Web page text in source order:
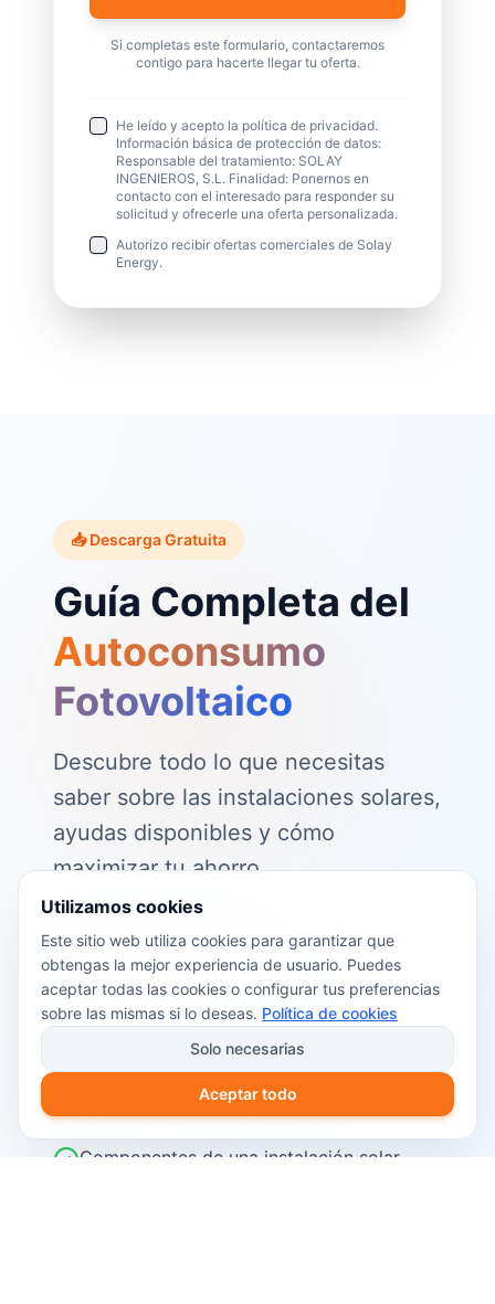
Si completas este formulario, contactaremos
contigo para hacerte llegar tu oferta.
He leído y acepto la política de privacidad.
Información básica de protección de datos:
Responsable del tratamiento: SOLAY
INGENIEROS, S.L. Finalidad: Ponernos en
contacto con el interesado para responder su
solicitud y ofrecerle una oferta personalizada.
Autorizo recibir ofertas comerciales de Solay
Energy.
📥 Descarga Gratuita
Guía Completa del
Autoconsumo
Fotovoltaico
Descubre todo lo que necesitas
saber sobre las instalaciones solares,
ayudas disponibles y cómo
maximizar tu ahorro.
📖 Contenido de la guía:
Cómo funciona el autoconsumo
fotovoltaico
Ayudas y subvenciones disponibles en
2026
Cálculo del retorno de inversión
Componentes de una instalación solar
Utilizamos cookies
Este sitio web utiliza cookies para garantizar que
obtengas la mejor experiencia de usuario. Puedes
aceptar todas las cookies o configurar tus preferencias
sobre las mismas si lo deseas. Política de cookies
Solo necesarias
Aceptar todo